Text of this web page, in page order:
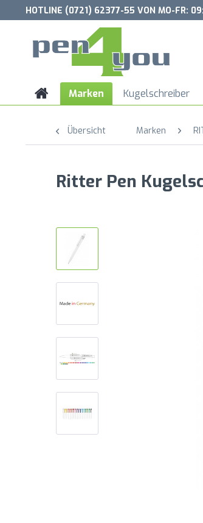
HOTLINE (0721) 62377-55 VON MO-FR:
Marken Kugelschreiber
Übersicht Marken
Ritter Pen